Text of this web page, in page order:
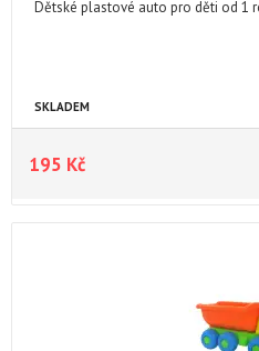
Dětské plastové auto pro děti od 1
SKLADEM
195 Kč